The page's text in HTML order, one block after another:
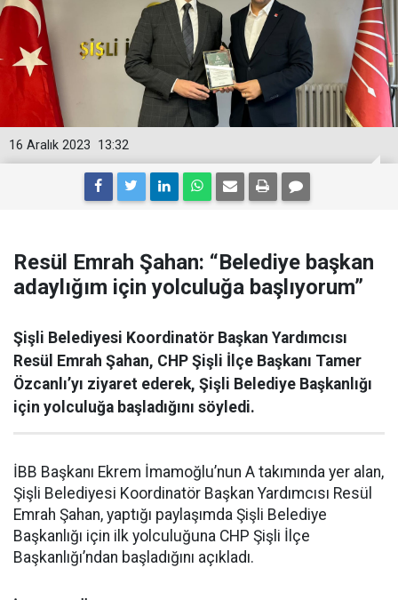
13:32
16 Aralık 2023
Resül Emrah Şahan: “Belediye başkan
adaylığım için yolculuğa başlıyorum”
Şişli Belediyesi Koordinatör Başkan Yardımcısı
Resül Emrah Şahan, CHP Şişli İlçe Başkanı Tamer
Özcanlı’yı ziyaret ederek, Şişli Belediye Başkanlığı
için yolculuğa başladığını söyledi.
İBB Başkanı Ekrem İmamoğlu’nun A takımında yer alan,
Şişli Belediyesi Koordinatör Başkan Yardımcısı Resül
Emrah Şahan, yaptığı paylaşımda Şişli Belediye
Başkanlığı için ilk yolculuğuna CHP Şişli İlçe
Başkanlığı’ndan başladığını açıkladı.